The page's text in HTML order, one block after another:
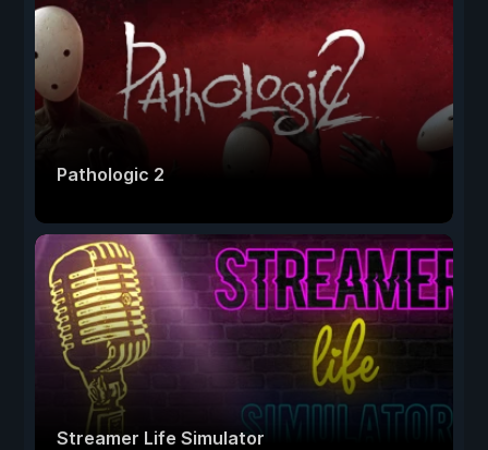
Pathologic 2
Streamer Life Simulator